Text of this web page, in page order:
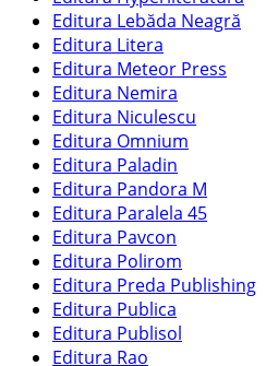
Editura Lebăda Neagră
Editura Litera
Editura Meteor Press
Editura Nemira
Editura Niculescu
Editura Omnium
Editura Paladin
Editura Pandora M
Editura Paralela 45
Editura Pavcon
Editura Polirom
Editura Preda Publishing
Editura Publica
Editura Publisol
Editura Rao